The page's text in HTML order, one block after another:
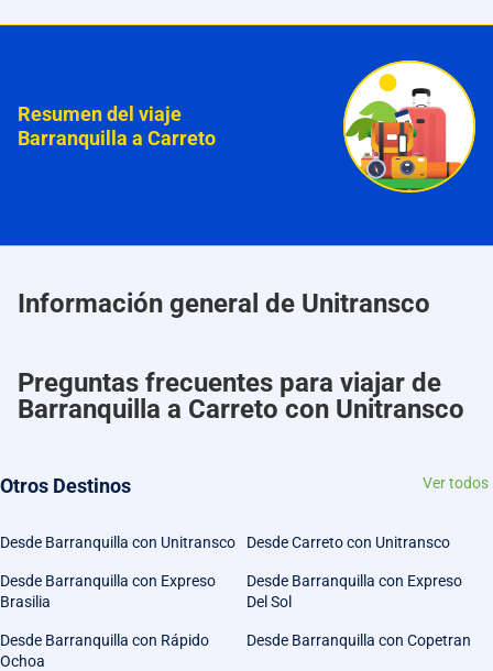
Resumen del viaje
Barranquilla a Carreto
Información general de Unitransco
Preguntas frecuentes para viajar de
Barranquilla a Carreto con Unitransco
Otros Destinos Ver todos
Desde Barranquilla con Unitransco Desde Carreto con Unitransco
Desde Barranquilla con Expreso
Brasilia
Desde Barranquilla con Expreso
Del Sol
Desde Barranquilla con Rápido
Ochoa
Desde Barranquilla con Copetran